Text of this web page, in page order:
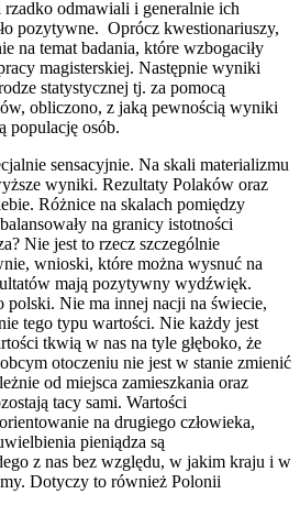
odmawiali i generalnie ich
pozytywne. Oprócz kwestionariuszy,
na temat badania, które wzbogaciły
magisterskiej. Następnie wyniki
statystycznej tj. za pomocą
obliczono, z jaką pewnością wyniki
populację osób.
sensacyjnie. Na skali materializmu
wyniki. Rezultaty Polaków oraz
Różnice na skalach pomiędzy
na granicy istotności
Nie jest to rzecz szczególnie
wnioski, które można wysnuć na
mają pozytywny wydźwięk.
Nie ma innej nacji na świecie,
tego typu wartości. Nie każdy jest
tkwią w nas na tyle głęboko, że
otoczeniu nie jest w stanie zmienić
od miejsca zamieszkania oraz
tacy sami. Wartości
na drugiego człowieka,
pieniądza są
z nas bez względu, w jakim kraju i w
Dotyczy to również Polonii